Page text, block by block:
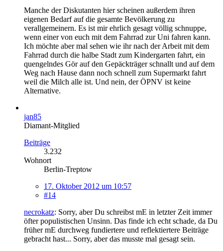
Manche der Diskutanten hier scheinen außerdem ihren
eigenen Bedarf auf die gesamte Bevölkerung zu
verallgemeinern. Es ist mir ehrlich gesagt völlig schnuppe,
wenn einer von euch mit dem Fahrrad zur Uni fahren kann.
Ich möchte aber mal sehen wie ihr nach der Arbeit mit dem
Fahrrad durch die halbe Stadt zum Kindergarten fahrt, ein
quengelndes Gör auf den Gepäckträger schnallt und auf dem
Weg nach Hause dann noch schnell zum Supermarkt fahrt
weil die Milch alle ist. Und nein, der ÖPNV ist keine
Alternative.
jan85
Diamant-Mitglied
Beiträge
3.232
Wohnort
Berlin-Treptow
17. Oktober 2012 um 10:57
#14
necrokatz: Sorry, aber Du schreibst mE in letzter Zeit immer
öfter populistischen Unsinn. Das finde ich echt schade, da Du
früher mE durchweg fundiertere und reflektiertere Beiträge
gebracht hast... Sorry, aber das musste mal gesagt sein.